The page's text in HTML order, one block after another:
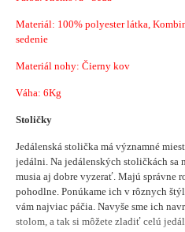
Materiál: 100% polyester látka,
sedenie
Materiál nohy: Čierny kov
Váha: 6Kg
Stoličky
Jedálenská stolička má významné
jedálni. Na jedálenských stoličkách sa
musia aj dobre vyzerať. Majú správne
pohodlne. Ponúkame ich v rôznych
vám najviac páčia. Navyše sme ich
stolom, a tak si môžete zladiť celú